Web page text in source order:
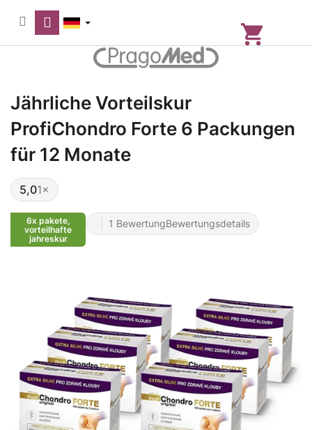
Inhalt
springen
Warenkorb
Jährliche Vorteilskur
ProfiChondro Forte 6 Packungen
für 12 Monate
Die
durchschnittliche
Produktbewertung
ist
5,0
von
5,01×
6x pakete,
vorteilhafte
jahreskur
Die
durchschnittliche
Sternen.
1 BewertungBewertungsdetails